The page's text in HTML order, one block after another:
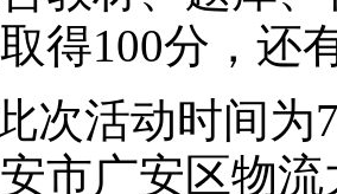
得100分，还
次活动时间为
市广安区物